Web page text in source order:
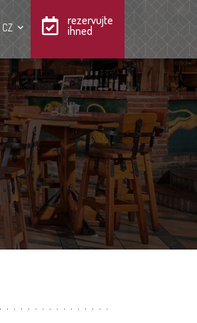
CZ
rezervujte
ihned